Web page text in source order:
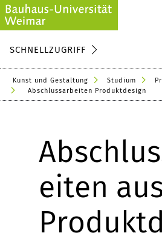
SCHNELLZUGRIFF
Kunst und Gestaltung Studium
Abschlussarbeiten Produktdesign
eiten